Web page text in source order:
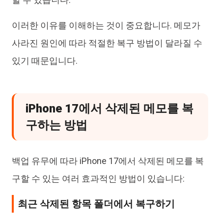
이러한 이유를 이해하는 것이 중요합니다. 메모가
사라진 원인에 따라 적절한 복구 방법이 달라질 수
있기 때문입니다.
iPhone 17에서 삭제된 메모를 복
구하는 방법
백업 유무에 따라 iPhone 17에서 삭제된 메모를 복
구할 수 있는 여러 효과적인 방법이 있습니다:
최근 삭제된 항목 폴더에서 복구하기